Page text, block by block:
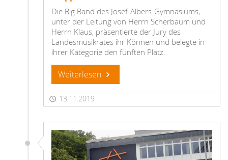
Die Big Band des Josef-Albers-Gymnasiums,
unter der Leitung von Herrn Scherbaum und
Herrn Klaus, präsentierte der Jury des
Landesmusikrates ihr Können und belegte in
ihrer Kategorie den fünften Platz.
Weiterlesen
13.11.2019